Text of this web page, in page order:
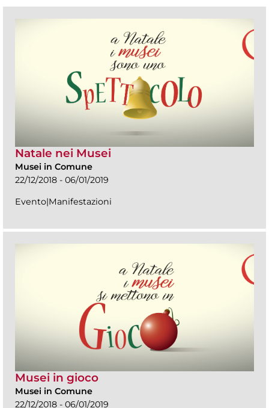
Natale nei Musei
Musei in Comune
22/12/2018 - 06/01/2019
Evento|Manifestazioni
Musei in gioco
Musei in Comune
22/12/2018 - 06/01/2019